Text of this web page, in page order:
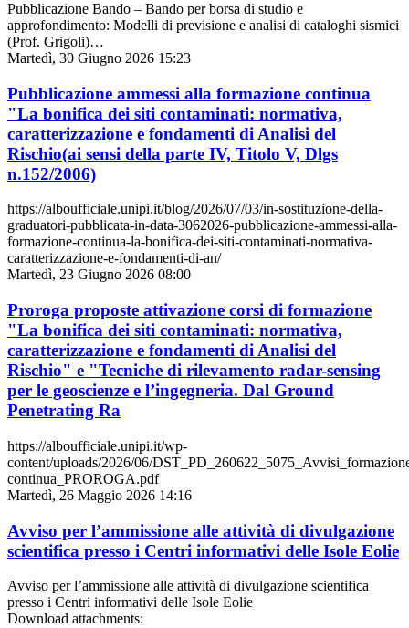
Pubblicazione Bando – Bando per borsa di studio e
approfondimento: Modelli di previsione e analisi di cataloghi sismici
(Prof. Grigoli)…
Martedì, 30 Giugno 2026 15:23
Pubblicazione ammessi alla formazione continua
"La bonifica dei siti contaminati: normativa,
caratterizzazione e fondamenti di Analisi del
Rischio(ai sensi della parte IV, Titolo V, Dlgs
n.152/2006)
https://alboufficiale.unipi.it/blog/2026/07/03/in-sostituzione-della-
graduatori-pubblicata-in-data-3062026-pubblicazione-ammessi-alla-
formazione-continua-la-bonifica-dei-siti-contaminati-normativa-
caratterizzazione-e-fondamenti-di-an/
Martedì, 23 Giugno 2026 08:00
Proroga proposte attivazione corsi di formazione
"La bonifica dei siti contaminati: normativa,
caratterizzazione e fondamenti di Analisi del
Rischio" e "Tecniche di rilevamento radar-sensing
per le geoscienze e l’ingegneria. Dal Ground
Penetrating Ra
https://alboufficiale.unipi.it/wp-
content/uploads/2026/06/
continua_PROROGA.pdf
Martedì, 26 Maggio 2026 14:16
Avviso per l’ammissione alle attività di divulgazione
scientifica presso i Centri informativi delle Isole Eolie
Avviso per l’ammissione alle attività di divulgazione scientifica
presso i Centri informativi delle Isole Eolie
Download attachments: